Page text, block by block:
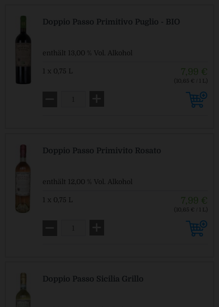
Doppio Passo Primitivo Puglio - BIO
enthält 13,00 % Vol. Alkohol
1 x 0,75 L 7,99 €
(10,65 € / 1 L)
Doppio Passo Primivito Rosato
enthält 12,00 % Vol. Alkohol
1 x 0,75 L 7,99 €
(10,65 € / 1 L)
Doppio Passo Sicilia Grillo